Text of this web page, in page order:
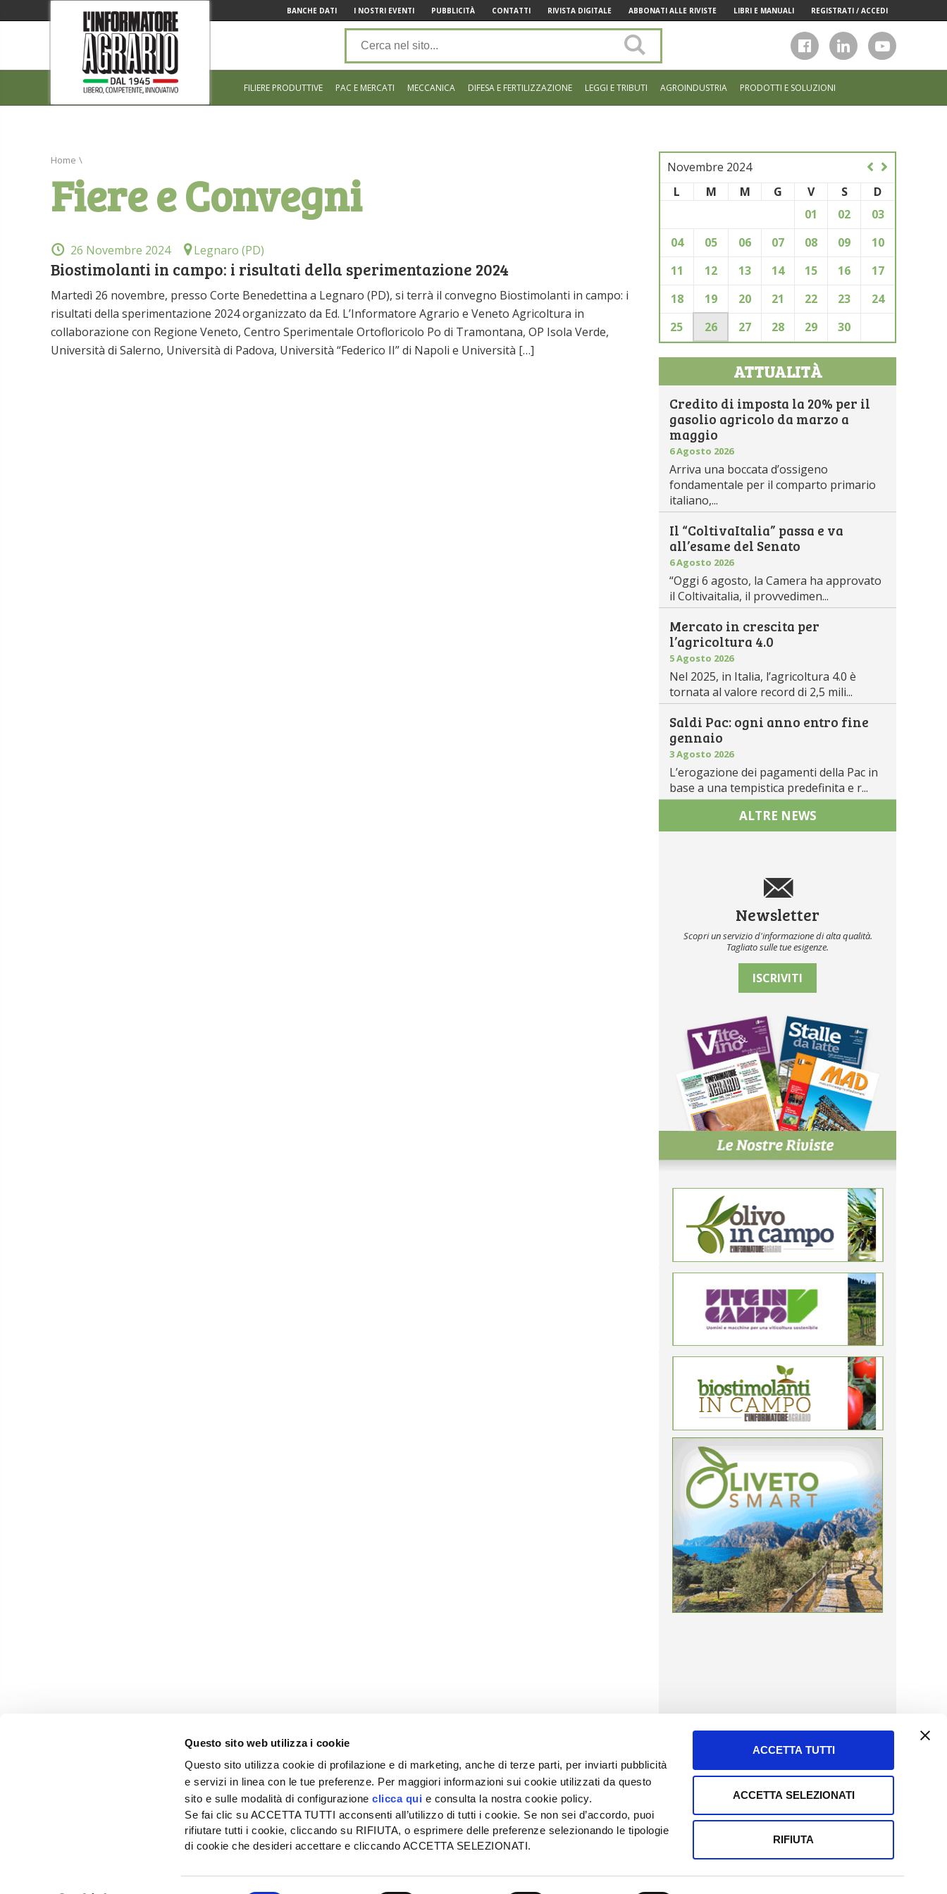
Questo sito web utilizza i cookie
Questo sito utilizza cookie di profilazione e di marketing, anche di terze parti, per inviarti pubblicità
e servizi in linea con le tue preferenze. Per maggiori informazioni sui cookie utilizzati da questo
sito e sulle modalità di configurazioneclicca qui e consulta la nostra cookie policy.
Se fai clic su ACCETTA TUTTI acconsenti all’utilizzo di tutti i cookie. Se non sei d’accordo, puoi
rifiutare tutti i cookie, cliccando su RIFIUTA, o esprimere delle preferenze selezionando le tipologie
di cookie che desideri accettare e cliccando ACCETTA SELEZIONATI.
ACCETTA TUTTI
ACCETTA SELEZIONATI
RIFIUTA
BANCHE DATI I NOSTRI EVENTI PUBBLICITÀ CONTATTI RIVISTA DIGITALE ABBONATI ALLE RIVISTE LIBRI E MANUALI REGISTRATI / ACCEDI
sito
FILIERE PRODUTTIVE PAC E MERCATI MECCANICA DIFESA E FERTILIZZAZIONE LEGGI E TRIBUTI AGROINDUSTRIA PRODOTTI E SOLUZIONI
Home \
Fiere e Convegni
26 Novembre 2024 Legnaro (PD)
Biostimolanti in campo: i risultati della sperimentazione 2024
Martedì 26 novembre, presso Corte Benedettina a Legnaro (PD), si terrà il convegno Biostimolanti in campo: i
risultati della sperimentazione 2024 organizzato da Ed. L’Informatore Agrario e Veneto Agricoltura in
collaborazione con Regione Veneto, Centro Sperimentale Ortofloricolo Po di Tramontana, OP Isola Verde,
Università di Salerno, Università di Padova, Università “Federico II” di Napoli e Università […]
Novembre 2024
L
M M G V S
D
01
02
03
04
05 06 07 08 09
10
11
12 13 14 15 16
17
18
19 20 21 22 23
24
25
26 27 28 29 30
ATTUALITÀ
Credito di imposta la 20% per il
gasolio agricolo da marzo a
maggio
6 Agosto 2026
Arriva una boccata d’ossigeno
fondamentale per il comparto primario
italiano,...
Il “ColtivaItalia” passa e va
all’esame del Senato
6 Agosto 2026
“Oggi 6 agosto, la Camera ha approvato
il Coltivaitalia, il provvedimen...
Mercato in crescita per
l’agricoltura 4.0
5 Agosto 2026
Nel 2025, in Italia, l’agricoltura 4.0 è
tornata al valore record di 2,5 mili...
Saldi Pac: ogni anno entro fine
gennaio
3 Agosto 2026
L’erogazione dei pagamenti della Pac in
base a una tempistica predefinita e r...
ALTRE NEWS
Newsletter
Scopri un servizio d'informazione di alta qualità.
Tagliato sulle tue esigenze.
ISCRIVITI
EDIZIONI L'INFORMATORE AGRARIO Srl
SEDE
Tel + 39.045.8057511
info@informatoreagrario.it
PUBBLICITÀ
Tel + 39.045.8057523
pubblicita@informatoreagrario.it
Tel + 39.045.8009480
clienti@informatoreagrario.it